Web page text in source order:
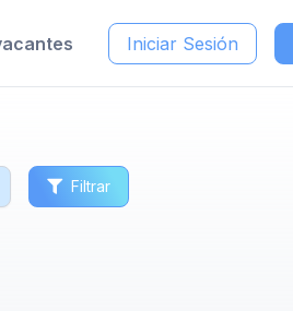
Iniciar Sesión
Filtrar